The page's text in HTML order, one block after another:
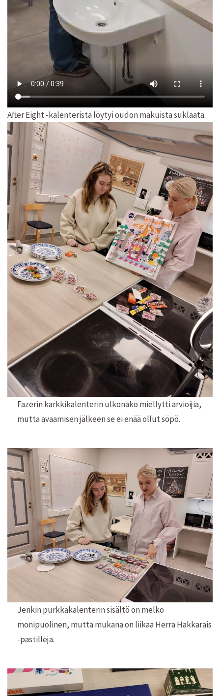
After Eight -kalenterista löytyi oudon makuista suklaata.
Fazerin karkkikalenterin ulkonäkö miellytti arvioijia,
mutta avaamisen jälkeen se ei enää ollut söpö.
Jenkin purkkakalenterin sisältö on melko
monipuolinen, mutta mukana on liikaa Herra Hakkarais
-pastilleja.